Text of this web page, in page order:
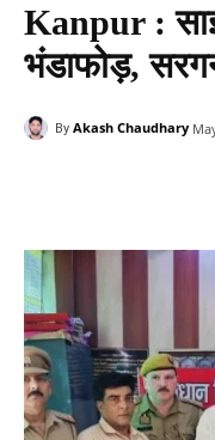
Kanpur :
भंडाफोड़,
By Akash Chaudhary